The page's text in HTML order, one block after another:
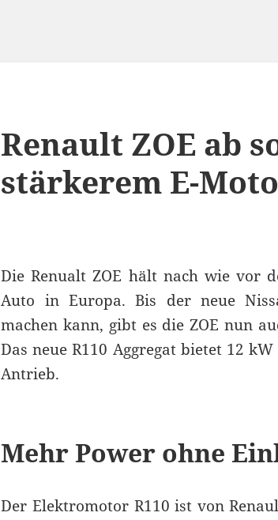
Renault ZOE ab
stärkerem E-
Die Renualt ZOE hält nach wie vor
Auto in Europa. Bis der neue
machen kann, gibt es die ZOE nun
Das neue R110 Aggregat bietet 12
Antrieb.
Mehr Power ohne
Der Elektromotor R110 ist von